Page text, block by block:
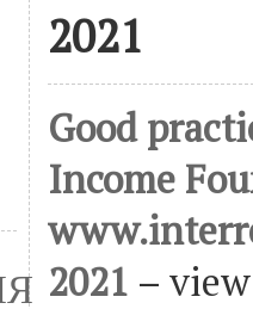
2021
Good
Income
2021 –